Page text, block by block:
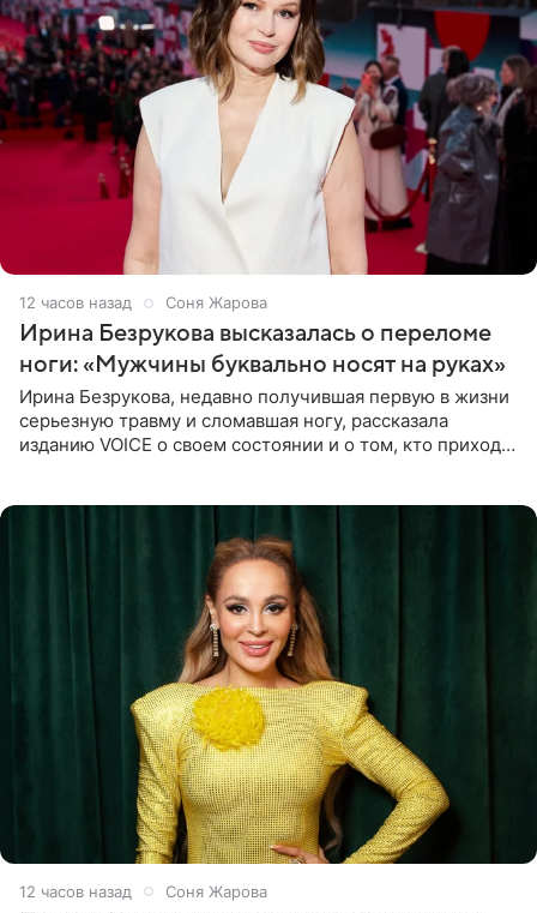
12 часов назад Соня Жарова
Ирина Безрукова высказалась о переломе
ноги: «Мужчины буквально носят на руках»
Ирина Безрукова, недавно получившая первую в жизни
серьезную травму и сломавшая ногу, рассказала
изданию VOICE о своем состоянии и о том, кто приходит
12 часов назад Соня Жарова